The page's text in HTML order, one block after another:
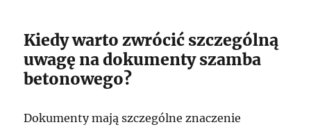
Kiedy warto zwrócić szczególną
uwagę na dokumenty szamba
betonowego?
Dokumenty mają szczególne znaczenie